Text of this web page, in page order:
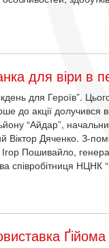
для віри в
для Героїв”.
до акції долучився
“Айдар”,
Дяченко. З-
Ігор Пошивайло,
співробітниця